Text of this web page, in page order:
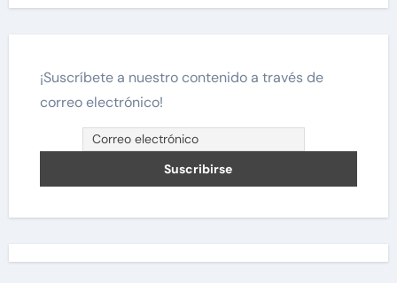
¡Suscríbete a nuestro contenido a través de
correo electrónico!